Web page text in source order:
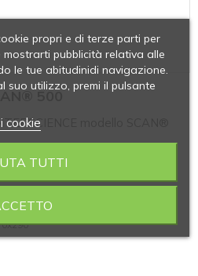
500
modello SCAN®
/90
0,1 mm
propri e di terze parti per
pubblicità relativa alle
le tue abitudinidi navigazione.
suo utilizzo, premi il pulsante
cookie
TUTTI